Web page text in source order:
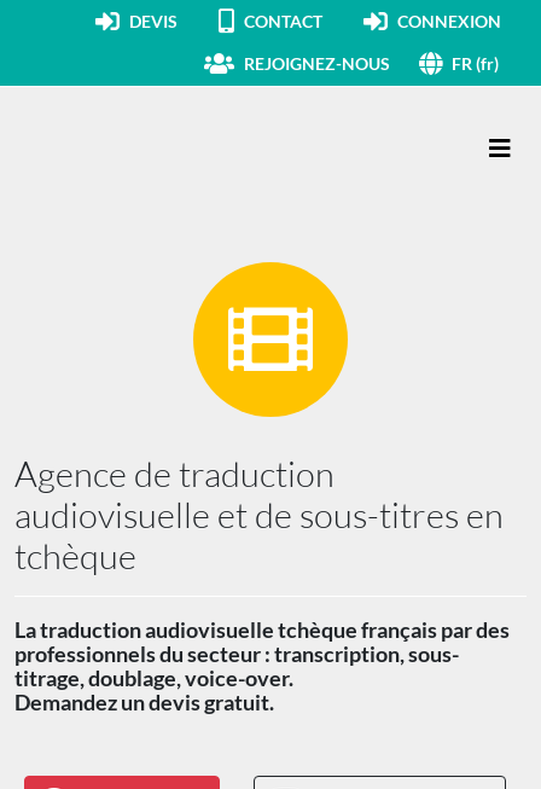
DEVIS CONTACT CONNEXION
REJOIGNEZ-NOUS FR (fr)
Agence de traduction
audiovisuelle et de sous-titres en
tchèque
La traduction audiovisuelle tchèque français par des
professionnels du secteur : transcription, sous-
titrage, doublage, voice-over.
Demandez un devis gratuit.